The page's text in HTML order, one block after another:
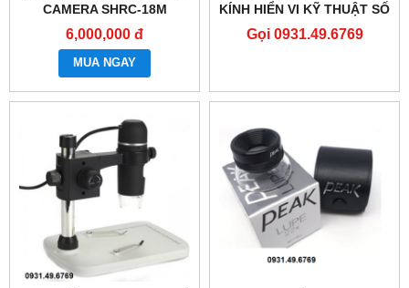
CAMERA SHRC-18M
6,000,000 đ
MUA NGAY
KÍNH HIỂN VI KỸ THUẬT SỐ
Gọi 0931.49.6769